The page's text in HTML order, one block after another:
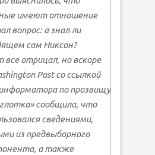
имеют отношение
вопрос: а знал ли
сам Никсон?
все отрицал, но вскоре
Post со ссылкой
по прозвищу
глотка» сообщила, что
сведениями,
из предвыборного
а также